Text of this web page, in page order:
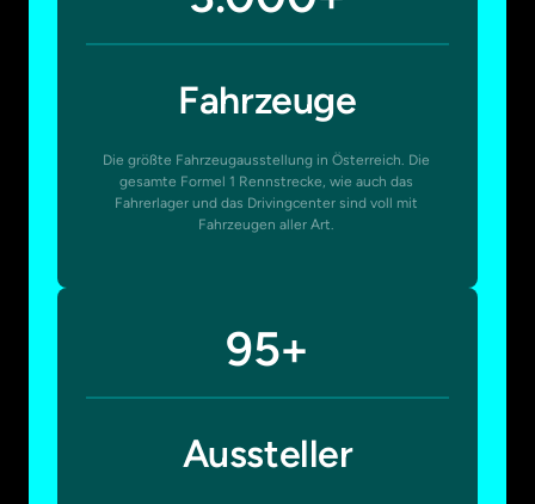
Fahrzeuge
Die größte Fahrzeugausstellung in Österreich. Die
gesamte Formel 1 Rennstrecke, wie auch das
Fahrerlager und das Drivingcenter sind voll mit
Fahrzeugen aller Art.
95+
Aussteller